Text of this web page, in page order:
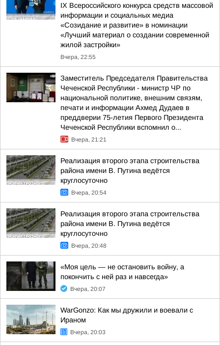
IX Всероссийского конкурса средств массовой
информации и социальных медиа
«Созидание и развитие» в номинации
«Лучший материал о создании современной
жилой застройки»
Вчера, 22:55
Заместитель Председателя Правительства
Чеченской Республики - министр ЧР по
национальной политике, внешним связям,
печати и информации Ахмед Дудаев в
преддверии 75-летия Первого Президента
Чеченской Республики вспомнил о...
Вчера, 21:21
Реализация второго этапа строительства
района имени В. Путина ведётся
круглосуточно
Вчера, 20:54
Реализация второго этапа строительства
района имени В. Путина ведётся
круглосуточно
Вчера, 20:48
«Моя цель — не остановить войну, а
покончить с ней раз и навсегда»
Вчера, 20:07
WarGonzo: Как мы дружили и воевали с
Ираном
Вчера, 20:03